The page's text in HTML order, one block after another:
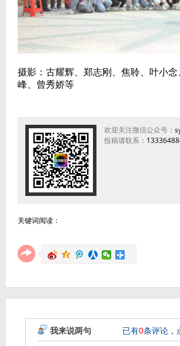
摄影：古耀辉、郑志刚、焦聆、叶小
峰、曾秀娇等
欢迎关注微信公众号：
投稿请联系：
关键词阅读：